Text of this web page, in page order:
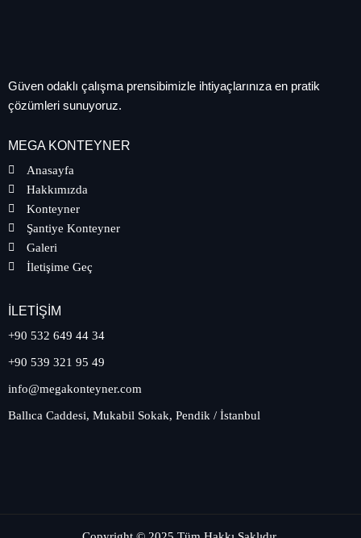
Güven odaklı çalışma prensibimizle ihtiyaçlarınıza en pratik
çözümleri sunuyoruz.
MEGA KONTEYNER
Anasayfa
Hakkımızda
Konteyner
Şantiye Konteyner
Galeri
İletişime Geç
İLETIŞIM
+90 532 649 44 34
+90 539 321 95 49
info@megakonteyner.com
Ballıca Caddesi, Mukabil Sokak, Pendik / İstanbul